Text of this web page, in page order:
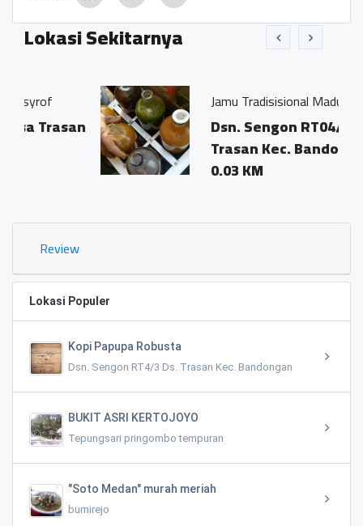
Lokasi Sekitarnya
Jamu Tradisisional Madun
Dsn. Sengon RT04/03 Ds.
Trasan Kec. Bandongan
0.03 KM
Review
Lokasi Populer
Kopi Papupa Robusta
Dsn. Sengon RT4/3 Ds. Trasan Kec. Bandongan
BUKIT ASRI KERTOJOYO
Tepungsari pringombo tempuran
"Soto Medan" murah meriah
bumirejo